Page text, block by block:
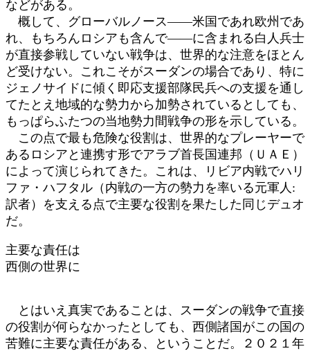
などがある。
概して、グローバルノース――米国であれ欧州であ
れ、もちろんロシアも含んで――に含まれる白人兵士
が直接参戦していない戦争は、世界的な注意をほとん
ど受けない。これこそがスーダンの場合であり、特に
ジェノサイドに傾く即応支援部隊民兵への支援を通し
てたとえ地域的な勢力から加勢されているとしても、
もっぱらふたつの当地勢力間戦争の形を示している。
この点で最も危険な役割は、世界的なプレーヤーで
あるロシアと連携す形でアラブ首長国連邦（ＵＡＥ）
によって演じられてきた。これは、リビア内戦でハリ
ファ・ハフタル（内戦の一方の勢力を率いる元軍人:
訳者）を支える点で主要な役割を果たした同じデュオ
だ。
主要な責任は
西側の世界に
とはいえ真実であることは、スーダンの戦争で直接
の役割が何らなかったとしても、西側諸国がこの国の
苦難に主要な責任がある、ということだ。２０２１年